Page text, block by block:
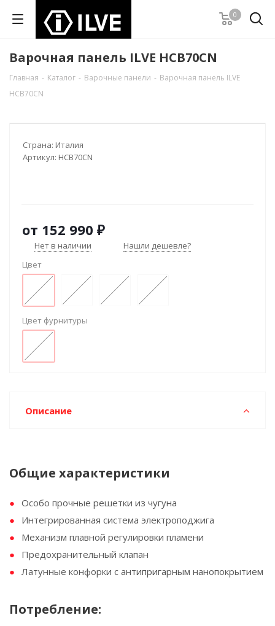
0
Варочная панель ILVE HCB70CN
Главная - Каталог - Варочные панели - Варочная панель ILVE
HCB70CN
Артикул: HCB70CN
Страна: Италия
от 152 990 ₽
Нет в наличии
Нашли дешевле?
Цвет
Цвет фурнитуры
Описание
Общие характеристики
Особо прочные решетки из чугуна
Интегрированная система электроподжига
Механизм плавной регулировки пламени
Предохранительный клапан
Латунные конфорки с антипригарным нанопокрытием
Потребление: